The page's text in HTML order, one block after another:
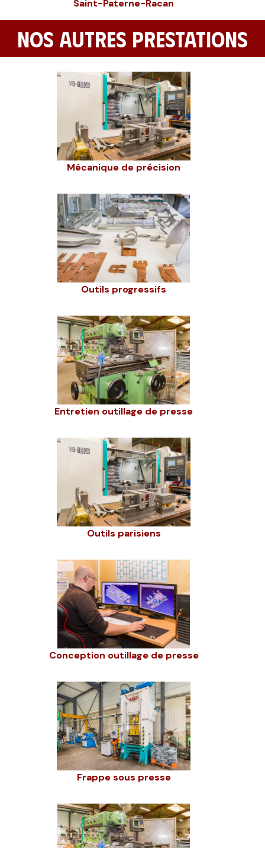
Saint-Paterne-Racan
NOS AUTRES PRESTATIONS
Mécanique de précision
Outils progressifs
Entretien outillage de presse
Outils parisiens
Conception outillage de presse
Frappe sous presse